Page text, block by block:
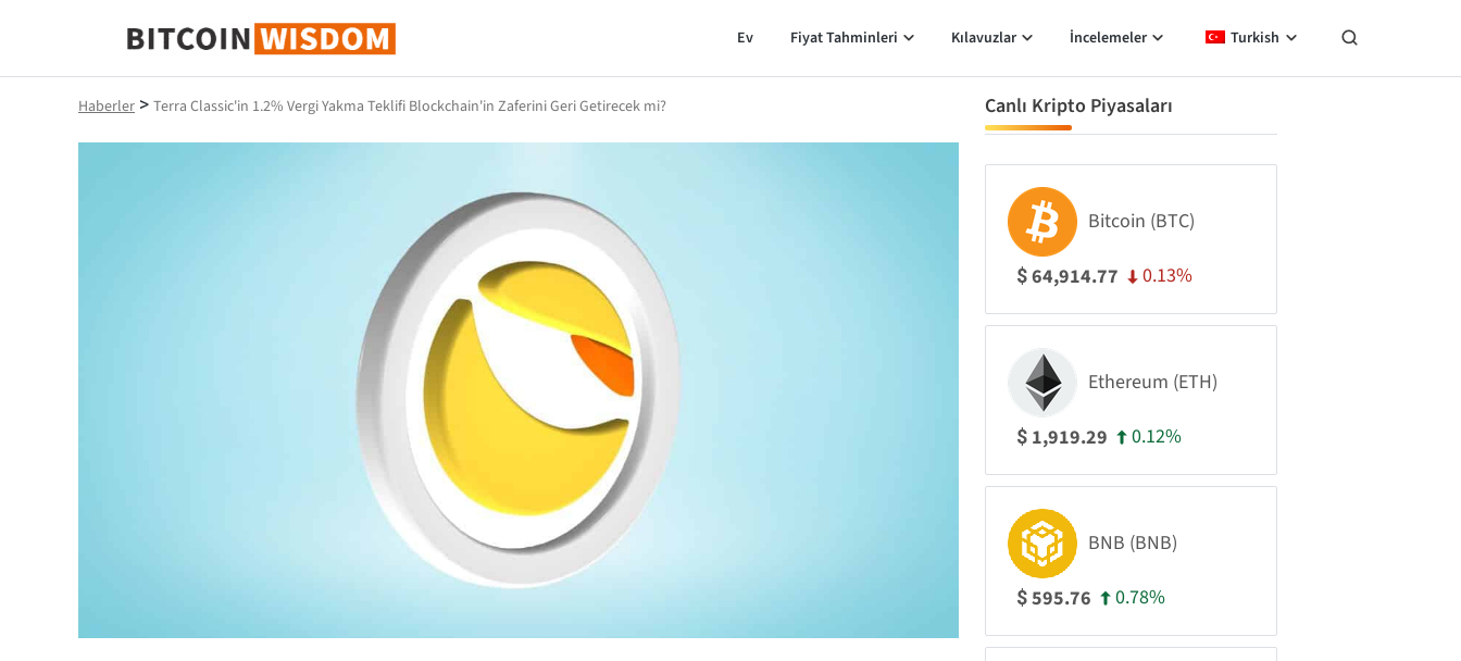
Bitcoin Bilgeliği
Ev Fiyat Tahminleri Kılavuzlar İncelemeler Turkish
Haberler > Terra Classic'in 1.2% Vergi Yakma Teklifi Blockchain'in Zaferini Geri Getirecek mi? Canlı Kripto Piyasaları
Bitcoin (BTC)
$64,914.77 0.13%
Ethereum (ETH)
$ 1,919.29 0.12%
BNB (BNB)
$595.76 0.78%